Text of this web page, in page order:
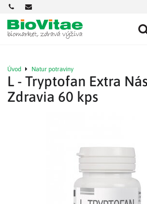
+421
901
712
584
office@biovitae.sk
Úvod Natur potraviny
L - Tryptofan Extra
Zdravia 60 kps